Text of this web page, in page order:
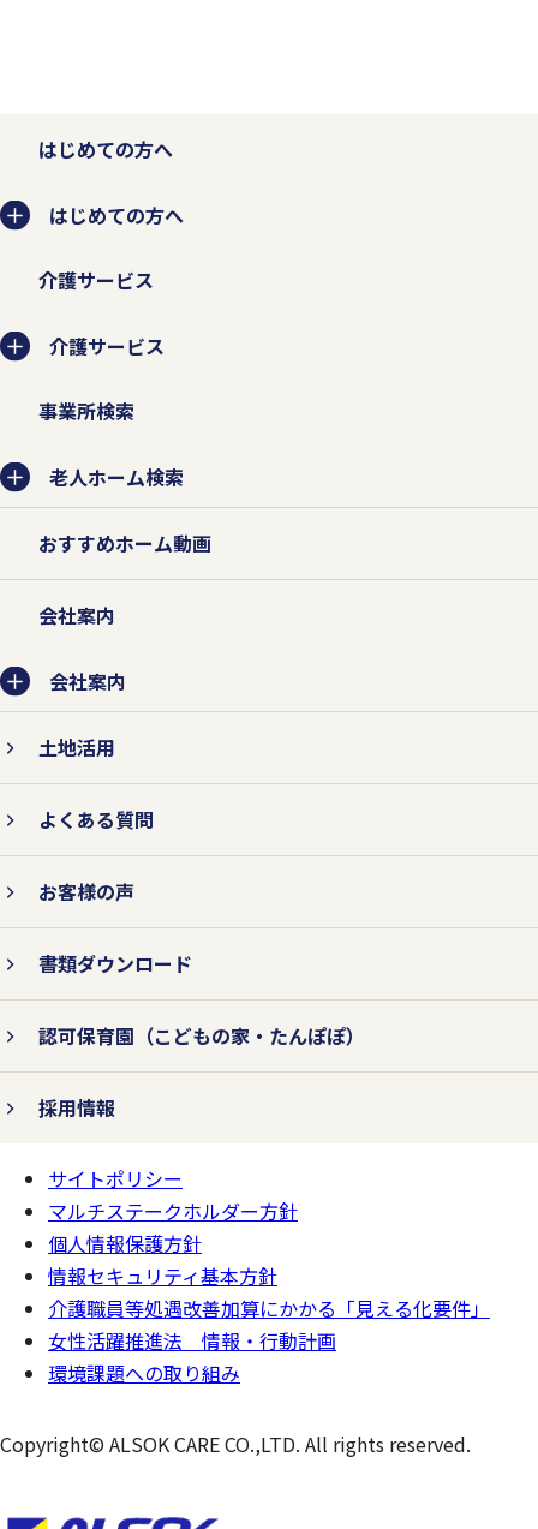
なるとともに事業者としての信頼を失いま
供、預託などの管理ルールを明文化し、個
人情報の適切な管理を行います。
お客様から個人情報を収集させていただく
などを示した上で、必要な範囲の個人情報
を収集させていただきます。
法的な要請などによらない限り、お客様の
事前承認なく第三者に開示・提供すること
はありません。また、お客様の個人情報を
どによって業務委託先に個人情報保護を義
務付けるとともに、業務委託先が適切に個
人情報を取り扱うように管理いたします。
2.個人情報の紛失、破壊、改ざ
ん、および漏えいなどを防止する
対策を行います。
個人情報の紛失、破壊、改ざん、および漏
えいなどを防止するため、不正アクセス対
対策を行います。
3.法令およびその他の規範を遵守
します。
護法をはじめとする個人情報に関する法令
はじめての方へ
はじめての方へ
介護サービス
介護サービス
事業所検索
老人ホーム検索
おすすめホーム動画
会社案内
会社案内
土地活用
よくある質問
お客様の声
書類ダウンロード
認可保育園 （こどもの家・たんぽぽ）
採用情報
ページの
一番上へ
サイトポリシー
マルチステークホルダー方針
個人情報保護方針
情報セキュリティ基本方針
介護職員等処遇改善加算にかかる「見える化要件」
女性活躍推進法 情報・行動計画
環境課題への取り組み
Copyright© ALSOK CARE CO.,LTD. All rights reserved.